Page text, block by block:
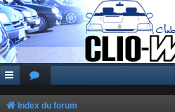
Index du forum